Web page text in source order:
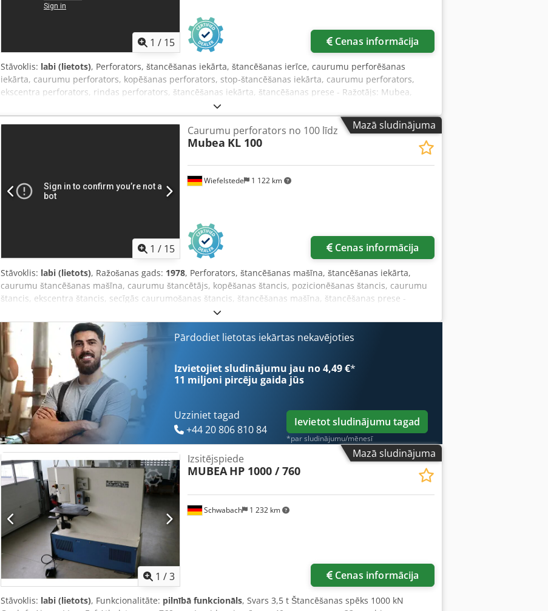
1 / 15 Cenas informācija
Stāvoklis: labi (lietots), Perforators, štancēšanas iekārta, štancēšanas ierīce, caurumu perforēšanas
iekārta, caurumu perforators, kopēšanas perforators, stop-štancēšanas iekārta, caurumu perforators,
ekscentra perforators, rindas perforators, štancēšanas iekārta, štancēšanas prese - Ražotājs: Mubea,
caurumu perforators tips KL 100 ar 2 asu ciparu indikatoru - Spiediena spēks: 100 t - Štancēšanas jauda:
skat. foto ar tipa plāksnīti - Izliece: 535 mm - Galda izmērs: 1240 x 615 mm Crjdpfx Amjik Sl He Eef -
Gājiena ceļš: x = 1100 mm / y = 600 mm - Ciparu indikators: Heidenhain 2 asu ciparu indikators -
Piederumi: iekļauti, skat. foto - Kopējie izmēri: 2200/2020/H2110 mm - Iekārtas svars: 3145 kg - Piederumu
Mazā sludinājuma
1 / 15
Wiefelstede 1 122 km
Caurumu perforators no 100 līdz
Mubea KL 100
Cenas informācija
Stāvoklis: labi (lietots), Ražošanas gads: 1978, Perforators, štancēšanas mašīna, štancēšanas iekārta,
caurumu štancēšanas mašīna, caurumu štancētājs, kopēšanas štancis, pozicionēšanas štancis, caurumu
štancis, ekscentra štancis, secīgās caurumošanas štancis, štancēšanas mašīna, štancēšanas prese -
Ražotājs: Mubea, caurumu štancēšanas mašīna tips KL 100 -Presēšanas spēks: 100 t -Štancēšanas jauda:
skatīt foto ar tipa plāksnīti -Dziļums (izvērpes): 500 mm -Piederumi: iekļauti, skatīt fotogrāfijas -Izmēri:
1460/880/H2100 mm -Svars: 2660 kg Csdowrn U Hepfx Am EerfPārdodiet lietotas iekārtas nekavējoties
Izvietojiet sludinājumu jau no 4,49 €*
11 miljoni pircēju gaida jūs
Uzziniet tagad
+44 20 806 810 84
Ievietot sludinājumu tagad
*par sludinājumu/mēnesī
Mazā sludinājuma
1 /3
Schwabach 1 232 km
Izsitējspiede
MUBEA HP 1000 / 760
Cenas informācija
Stāvoklis: labi (lietots), Funkcionalitāte: pilnībā funkcionāls, Svars 3,5 t Štancēšanas spēks 1000 kN